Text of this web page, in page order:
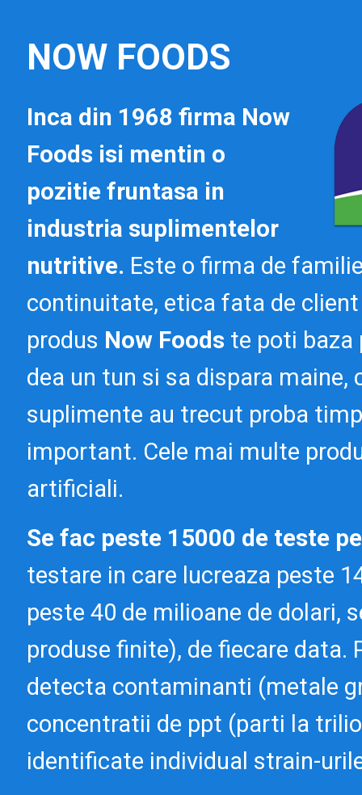
NOW FOODS
Inca din 1968 firma Now
Foods isi mentin o
pozitie fruntasa in
industria suplimentelor
nutritive. Este o firma de
continuitate, etica fata de
produs Now Foods te poti baza
dea un tun si sa dispara
suplimente au trecut proba
important. Cele mai multe
artificiali.
Se fac peste 15000 de teste
testare in care lucreaza peste
peste 40 de milioane de dolari,
produse finite), de fiecare data.
detecta contaminanti (metale
concentratii de ppt (parti la
identificate individual strain-